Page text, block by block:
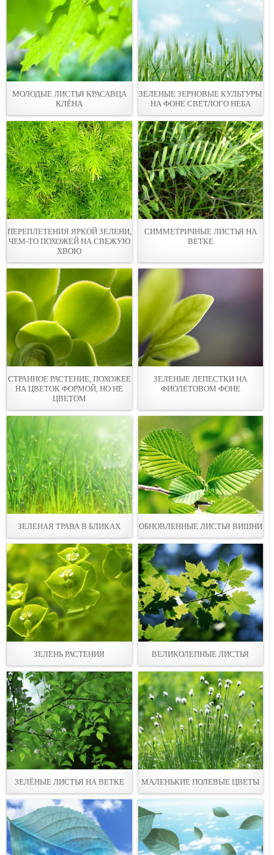
МОЛОДЫЕ ЛИСТЬЯ КРАСАВЦА
КЛЁНА
ЗЕЛЕНЫЕ ЗЕРНОВЫЕ КУЛЬТУРЫ
НА ФОНЕ СВЕТЛОГО НЕБА
ПЕРЕПЛЕТЕНИЯ ЯРКОЙ ЗЕЛЕНИ,
ЧЕМ-ТО ПОХОЖЕЙ НА СВЕЖУЮ
ХВОЮ
СИММЕТРИЧНЫЕ ЛИСТЬЯ НА
ВЕТКЕ
СТРАННОЕ РАСТЕНИЕ, ПОХОЖЕЕ
НА ЦВЕТОК ФОРМОЙ, НО НЕ
ЦВЕТОМ
ЗЕЛЕНЫЕ ЛЕПЕСТКИ НА
ФИОЛЕТОВОМ ФОНЕ
ЗЕЛЕНАЯ ТРАВА В БЛИКАХ ОБНОВЛЕННЫЕ ЛИСТЬЯ ВИШНИ
ЗЕЛЕНЬ РАСТЕНИЯ ВЕЛИКОЛЕПНЫЕ ЛИСТЬЯ
ЗЕЛЁНЫЕ ЛИСТЬЯ НА ВЕТКЕ МАЛЕНЬКИЕ ПОЛЕВЫЕ ЦВЕТЫ